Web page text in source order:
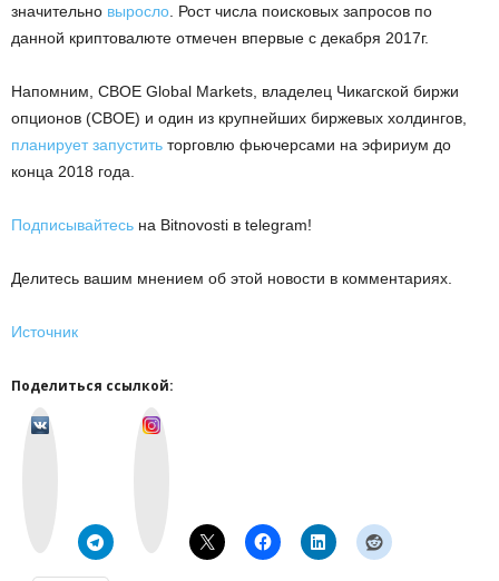
значительно выросло . Рост числа поисковых запросов по
данной криптовалюте отмечен впервые с декабря 2017г.
Напомним, CBOE Global Markets, владелец Чикагской биржи
опционов (CBOE) и один из крупнейших биржевых холдингов,
планирует запустить торговлю фьючерсами на эфириум до
конца 2018 года.
Подписывайтесь на Bitnovosti в telegram!
Делитесь вашим мнением об этой новости в комментариях.
Источник
Поделиться ссылкой: